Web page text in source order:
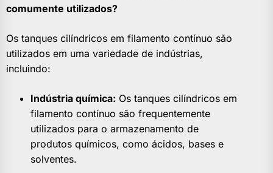
comumente utilizados?
Os tanques cilíndricos em filamento contínuo são
utilizados em uma variedade de indústrias,
incluindo:
Indústria química: Os tanques cilíndricos em
filamento contínuo são frequentemente
utilizados para o armazenamento de
produtos químicos, como ácidos, bases e
solventes.